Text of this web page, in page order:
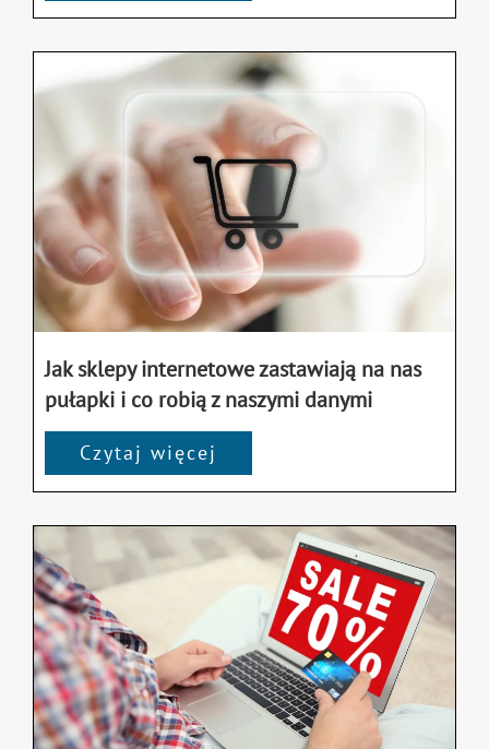
Jak sklepy internetowe zastawiają na nas
pułapki i co robią z naszymi danymi
Czytaj więcej